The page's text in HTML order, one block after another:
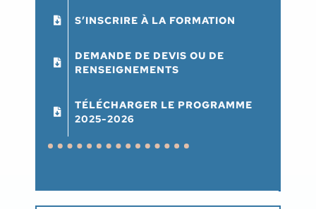
S’INSCRIRE À LA FORMATION
DEMANDE DE DEVIS OU DE
RENSEIGNEMENTS
TÉLÉCHARGER LE PROGRAMME
2025-2026